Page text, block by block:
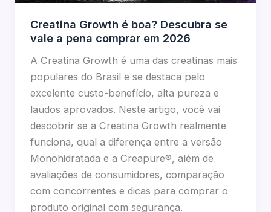
Creatina Growth é boa? Descubra se
vale a pena comprar em 2026
A Creatina Growth é uma das creatinas mais
populares do Brasil e se destaca pelo
excelente custo-benefício, alta pureza e
laudos aprovados. Neste artigo, você vai
descobrir se a Creatina Growth realmente
funciona, qual a diferença entre a versão
Monohidratada e a Creapure®, além de
avaliações de consumidores, comparação
com concorrentes e dicas para comprar o
produto original com segurança.